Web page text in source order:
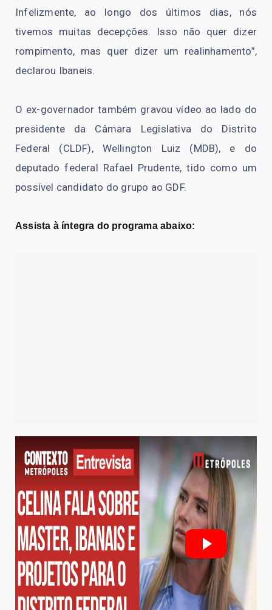
Infelizmente, ao longo dos últimos dias, nós
tivemos muitas decepções. Isso não quer dizer
rompimento, mas quer dizer um realinhamento”,
declarou Ibaneis.
O ex-governador também gravou vídeo ao lado do
presidente da Câmara Legislativa do Distrito
Federal (CLDF), Wellington Luiz (MDB), e do
deputado federal Rafael Prudente, tido como um
possível candidato do grupo ao GDF.
Assista à íntegra do programa abaixo: